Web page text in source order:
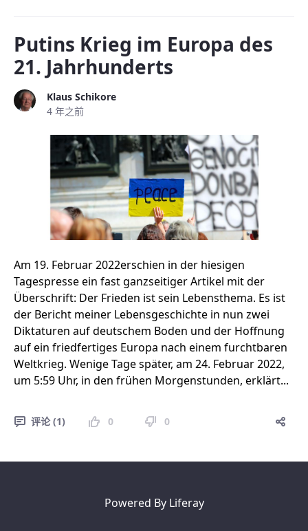
Putins Krieg im Europa des
21. Jahrhunderts
Klaus Schikore
4 年之前
Am 19. Februar 2022erschien in der hiesigen
Tagespresse ein fast ganzseitiger Artikel mit der
Überschrift: Der Frieden ist sein Lebensthema. Es ist
der Bericht meiner Lebensgeschichte in nun zwei
Diktaturen auf deutschem Boden und der Hoffnung
auf ein friedfertiges Europa nach einem furchtbaren
Weltkrieg. Wenige Tage später, am 24. Februar 2022,
um 5:59 Uhr, in den frühen Morgenstunden, erklärt...
评论 (1) 0 0
Powered By Liferay